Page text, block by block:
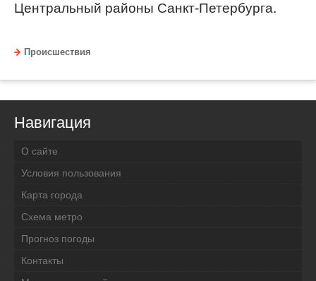
Центральный районы Санкт-Петербурга.
Происшествия
Навигация
О сайте
Условия пользования
Карта города
Схема метро
Прогноз погоды
Контакты